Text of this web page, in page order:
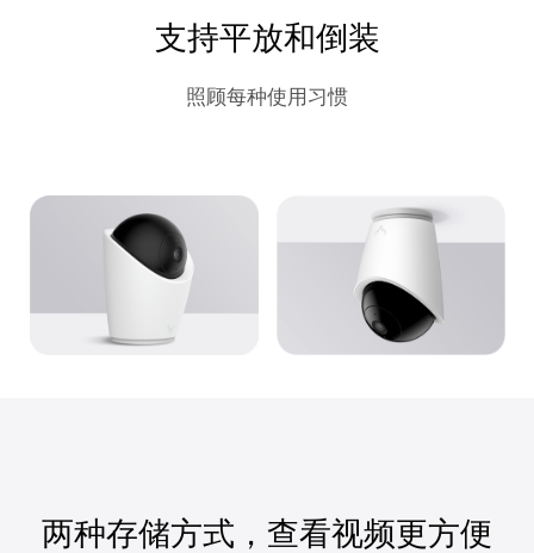
支持平放和倒装
照顾每种使用习惯
两种存储方式，查看视频更方便